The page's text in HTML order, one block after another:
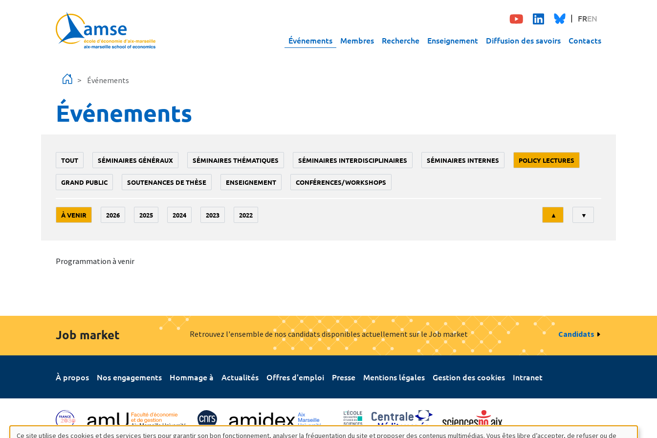
FREN
Événements Membres Recherche Enseignement Diffusion des savoirs Contacts
Événements
Événements
TOUT SÉMINAIRES GÉNÉRAUX SÉMINAIRES THÉMATIQUES SÉMINAIRES INTERDISCIPLINAIRES SÉMINAIRES INTERNES POLICY LECTURES
GRAND PUBLIC SOUTENANCES DE THÈSE ENSEIGNEMENT CONFÉRENCES/WORKSHOPS
À VENIR 2026 2025 2024 2023 2022
Tri
▲ ▼
Programmation à venir
Job market Retrouvez l'ensemble de nos candidats disponibles actuellement sur le Job market Candidats
À propos Nos engagements Hommage à Actualités Offres d'emploi Presse Mentions légales Gestion des cookies Intranet
Ce site utilise des cookies et des services tiers pour garantir son bon fonctionnement, analyser la fréquentation du site et proposer des contenus multimédias. Vous êtes libre d’accepter, de refuser ou de